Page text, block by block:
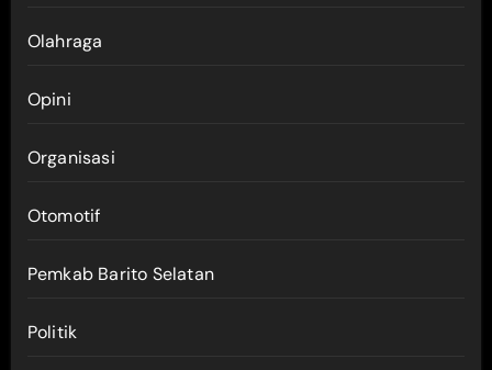
Olahraga
Opini
Organisasi
Otomotif
Pemkab Barito Selatan
Politik